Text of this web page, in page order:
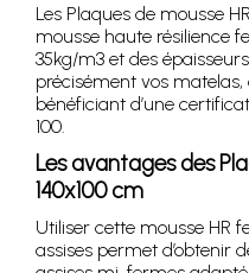
Les Plaques de mousse
mousse haute résilience
35kg/m3 et des
précisément vos matelas,
bénéficiant d’une
100.
Les avantages des
140x100 cm
Utiliser cette mousse HR
assises permet d’obtenir